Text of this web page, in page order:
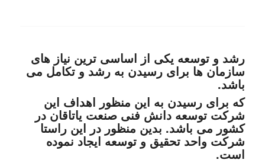
رشد و توسعه یکی از اساسی ترین نیاز های
سازمان ها برای رسیدن به رشد و تکامل می
باشد.
که برای رسیدن به این منظور اهداف این
شرکت توسعه دانش فنی صنعت یاتاقان در
کشور می باشد. بدین منظور در این راستا
شرکت واحد تحقیق و توسعه ایجاد نموده
است.